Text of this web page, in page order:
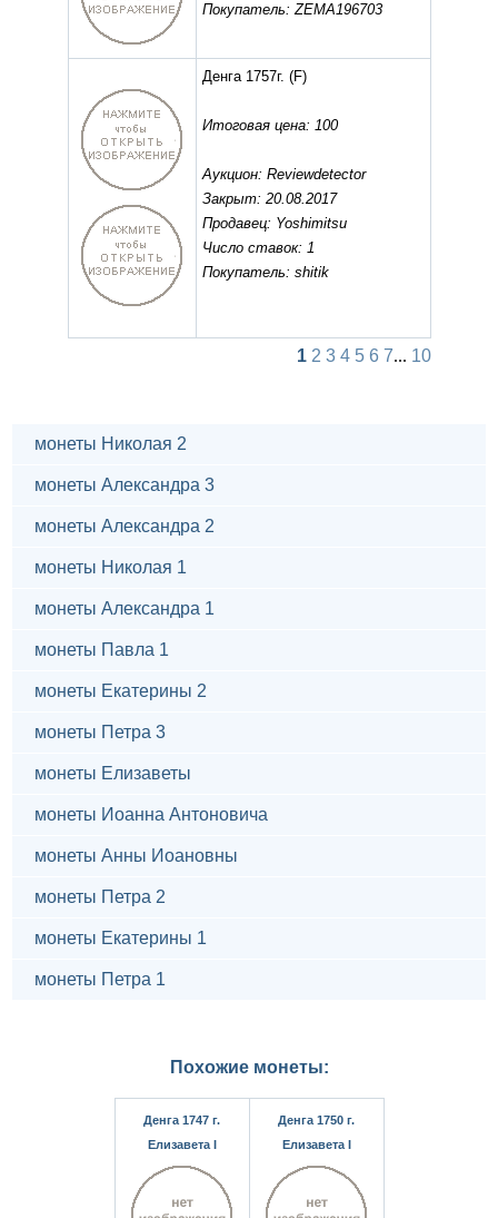
Покупатель: ZEMA196703
Денга 1757г. (F)
Итоговая цена: 100
Аукцион: Reviewdetector
Закрыт: 20.08.2017
Продавец: Yoshimitsu
Число ставок: 1
Покупатель: shitik
1 2 3 4 5 6 7... 10
монеты Николая 2
монеты Александра 3
монеты Александра 2
монеты Николая 1
монеты Александра 1
монеты Павла 1
монеты Екатерины 2
монеты Петра 3
монеты Елизаветы
монеты Иоанна Антоновича
монеты Анны Иоановны
монеты Петра 2
монеты Екатерины 1
монеты Петра 1
Похожие монеты:
Денга 1747 г.
Елизавета I
Денга 1750 г.
Елизавета I